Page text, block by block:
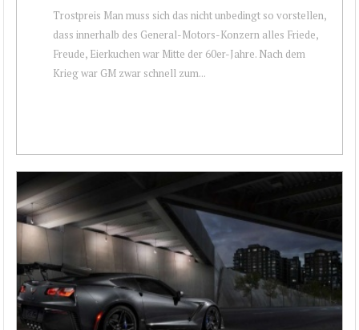
Trostpreis Man muss sich das nicht unbedingt so vorstellen,
dass innerhalb des General-Motors-Konzern alles Friede,
Freude, Eierkuchen war Mitte der 60er-Jahre. Nach dem
Krieg war GM zwar schnell zum...